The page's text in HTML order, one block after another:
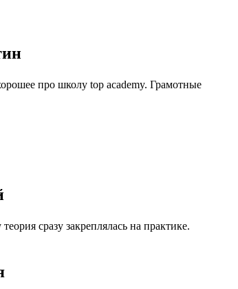
про школу top academy. Грамотные
сразу закреплялась на практике.